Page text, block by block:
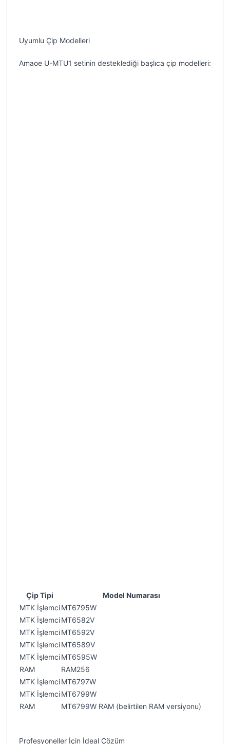
Uyumlu Çip Modelleri
Amaoe U-MTU1 setinin desteklediği başlıca çip modelleri:
Çip Tipi
Model Numarası
MTK İşlemciMT6795W
MTK İşlemciMT6582V
MTK İşlemciMT6592V
MTK İşlemciMT6589V
MTK İşlemciMT6595W
RAM
RAM256
MTK İşlemciMT6797W
MTK İşlemciMT6799W
RAM
MT6799W RAM (belirtilen RAM versiyonu)
Profesyoneller İçin İdeal Çözüm